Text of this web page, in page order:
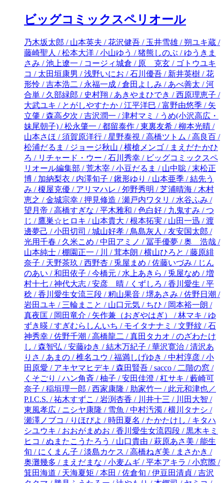
ビッグコミックスペリオール
乃木坂太郎 / 山本英夫 / 花沢健吾 / 玉井雪雄 / 朔ユキ蔵 / 藤崎聖人 / 松本大洋 / 小山ゆう / 猪熊しのぶ / ゆうきまさみ / 池上遼一 / コージィ城倉 / 原 克玄 / ゴトウユキコ / 太田垣康男 / 浅野いにお / 石川優吾 / 新井英樹 / 花形怜 / 吉本浩二 / 永福一成 / 倉田よしみ / あべ善太 / 河合単 / 久部緑郎 / 史村翔 / あきやまひでき / 西原理恵子 / 大武ユキ / とがしやすたか / 江平洋巳 / 富野由悠季 / 矢立肇 / 森高夕次 / 吉沢潤一 / 津村マミ / うめ(小沢高広・妹尾朝子) / 松永肇一 / 都留泰作 / 東裏友希 / 柳本光晴 / 山本さほ / 須賀原洋行 / 星野泰視 / 高橋ツトム / 高良百 / 松浦だるま / ジョージ秋山 / 横槍メンゴ / まえだたかひろ / リチャード・ウー / 石川秀幸 / ビッグコミックスペリオール編集部 / 荒木宰 / 小豆だるま / 山中聡 / 末松正博 / 加納梨衣 / 内澤旬子 / 鍬形ゆり / 山本亜季 / 結先うみ / 榎屋克優 / アリマハレ / 夘野秀明 / 芝浦晴海 / 木村恵之 / 金城宗幸 / 押見修造 / 瀬戸内ワタリ / 水谷ふみ / 望月帝 / 高橋すぎな / 平木雅和 / 色白好 / 九鬼すみ / つじ / 鷹巣☆ヒロキ / 山本貴大 / 根本拓実 / 山田一迅 / 渡邊夢己 / 小田切司 / 城山好孝 / 鳥島灰人 / 友安国太郎